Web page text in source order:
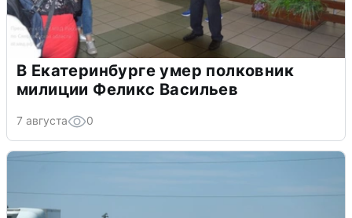
В Екатеринбурге умер полковник
милиции Феликс Васильев
7 августа 0